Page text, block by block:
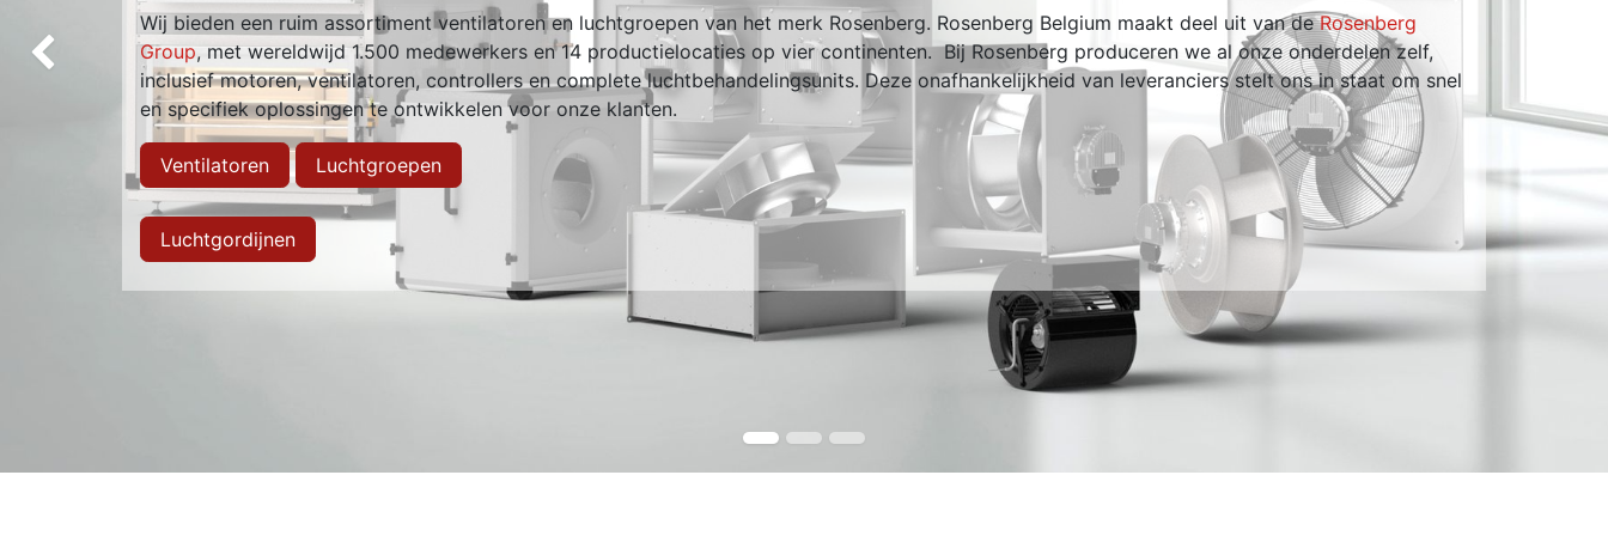
Wij bieden een ruim assortiment ventilatoren en luchtgroepen van het merk Rosenberg. Rosenberg Belgium maakt deel uit van deRosenberg
Group, met wereldwijd 1.500 medewerkers en 14 productielocaties op vier continenten. Bij Rosenberg produceren we al onze onderdelen zelf,
inclusief motoren, ventilatoren, controllers en complete luchtbehandelingsunits. Deze onafhankelijkheid van leveranciers stelt ons in staat om snel
en specifiek oplossingen te ontwikkelen voor onze klanten.
Ventilatoren Luchtgroepen
Luchtgordijnen
Vorige